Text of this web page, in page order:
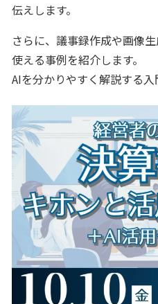
伝えします。
さらに、議事録作成や画像
使える事例を紹介します。
AIを分かりやすく解説する入